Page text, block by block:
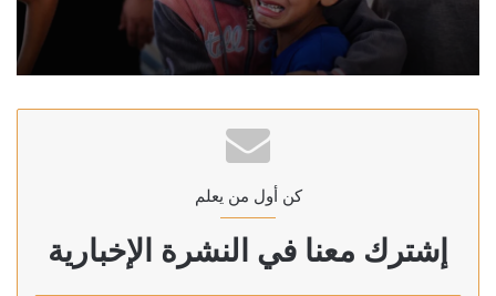
كن أول من يعلم
إشترك معنا في النشرة الإخبارية